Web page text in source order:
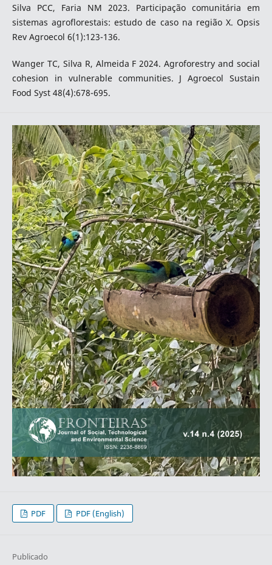
Silva PCC, Faria NM 2023. Participação comunitária em
sistemas agroflorestais: estudo de caso na região X. Opsis
Rev Agroecol 6(1):123-136.
Wanger TC, Silva R, Almeida F 2024. Agroforestry and social
cohesion in vulnerable communities. J Agroecol Sustain
Food Syst 48(4):678-695.
PDF PDF (English)
Publicado